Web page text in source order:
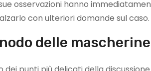
osservazioni hanno
con ulteriori domande sul caso.
delle mascherine